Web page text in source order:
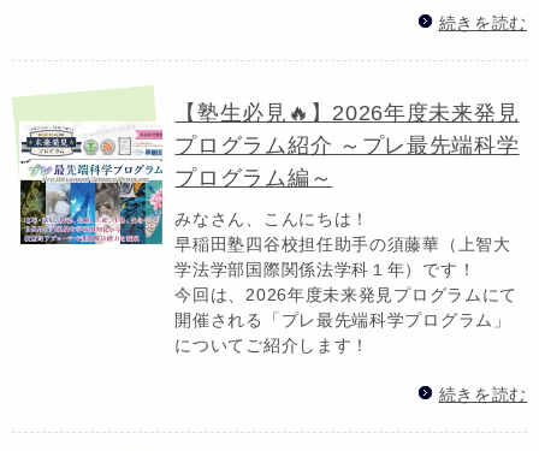
続きを読む
【塾生必見🔥】2026年度未来発見
プログラム紹介 ～プレ最先端科学
プログラム編～
みなさん、こんにちは！
早稲田塾四谷校担任助手の須藤華（上智大
学法学部国際関係法学科１年）です！
今回は、2026年度未来発見プログラムにて
開催される「プレ最先端科学プログラム」
についてご紹介します！
続きを読む